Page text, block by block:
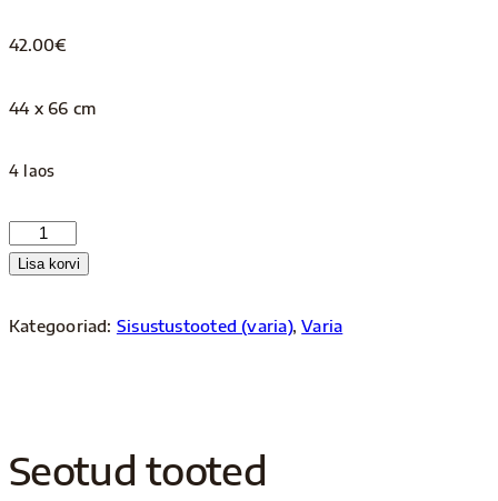
42.00€
44 x 66 cm
4 laos
Poster
CARROT
Lisa korvi
Kategooriad: Sisustustooted (varia),Varia
Seotud tooted